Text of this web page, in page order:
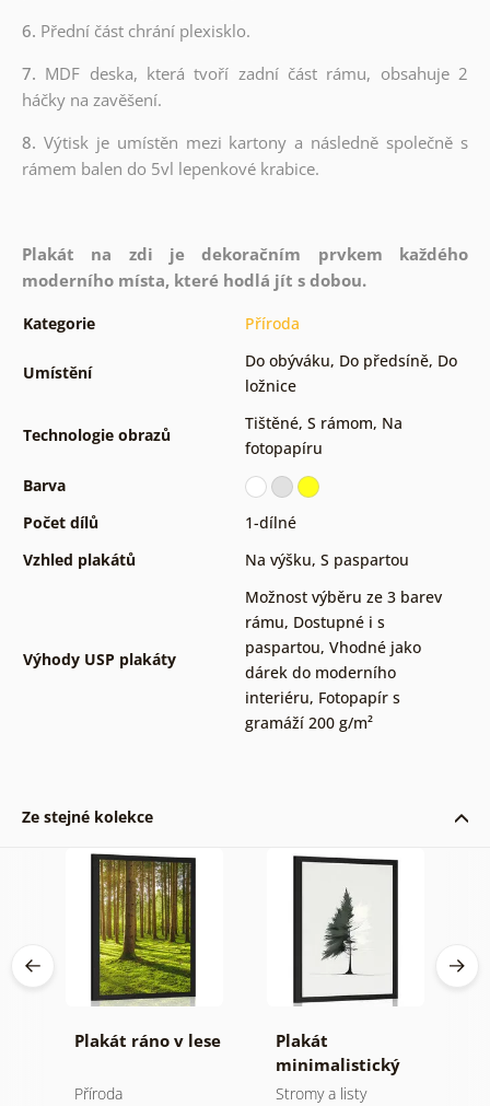
6. Přední část chrání plexisklo.
7. MDF deska, která tvoří zadní část rámu, obsahuje 2
háčky na zavěšení.
8. Výtisk je umístěn mezi kartony a následně společně s
rámem balen do 5vl lepenkové krabice.
Plakát na zdi je dekoračním prvkem každého
moderního místa, které hodlá jít s dobou.
Kategorie Příroda
Umístění
Do obýváku, Do předsíně, Do
ložnice
Technologie obrazů
Tištěné, S rámom, Na
fotopapíru
Barva
Počet dílů
1-dílné
Vzhled plakátů
Na výšku, S paspartou
Výhody USP plakáty
Možnost výběru ze 3 barev
rámu, Dostupné i s
paspartou, Vhodné jako
dárek do moderního
interiéru, Fotopapír s
gramáží 200 g/m²
Ze stejné kolekce
Plakát ráno v lese
Příroda
Plakát
minimalistický
jehličnatý strom
Stromy a listy